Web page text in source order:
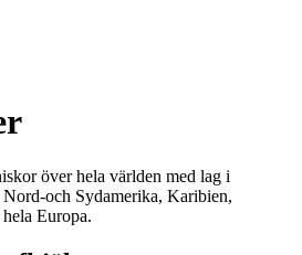
över hela världen med lag i
och Sydamerika, Karibien,
Europa.